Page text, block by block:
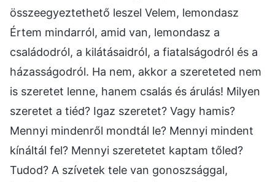
összeegyeztethető leszel Velem, lemondasz
Értem mindarról, amid van, lemondasz a
családodról, a kilátásaidról, a fiatalságodról és a
házasságodról. Ha nem, akkor a szereteted nem
is szeretet lenne, hanem csalás és árulás! Milyen
szeretet a tiéd? Igaz szeretet? Vagy hamis?
Mennyi mindenről mondtál le? Mennyi mindent
kínáltál fel? Mennyi szeretetet kaptam tőled?
Tudod? A szívetek tele van gonoszsággal,